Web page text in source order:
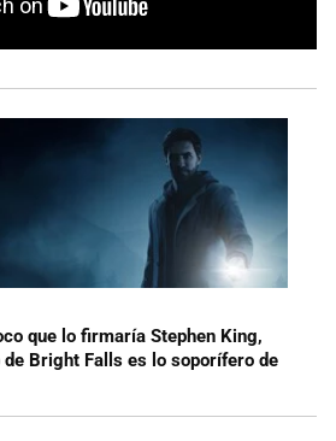
que lo firmaría Stephen King,
Bright Falls es lo soporífero de